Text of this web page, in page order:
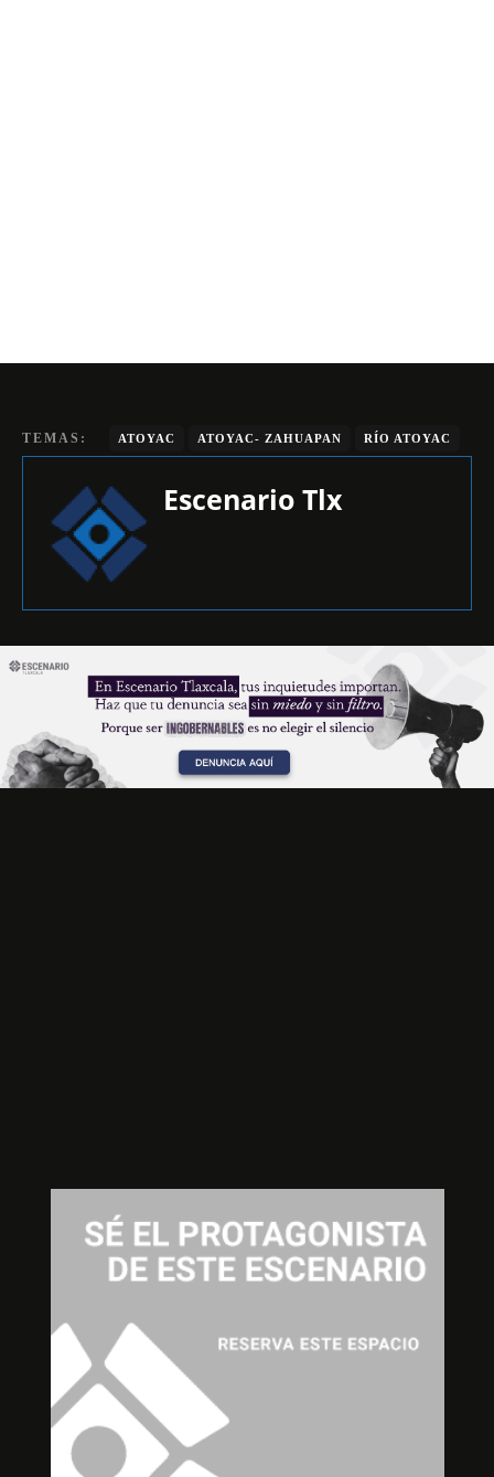
TEMAS: ATOYAC ATOYAC- ZAHUAPAN RÍO ATOYAC
Escenario Tlx